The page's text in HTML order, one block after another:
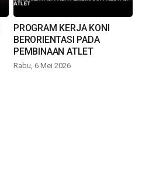
PROGRAM KERJA KONI
BERORIENTASI PADA
PEMBINAAN ATLET
Rabu, 6 Mei 2026